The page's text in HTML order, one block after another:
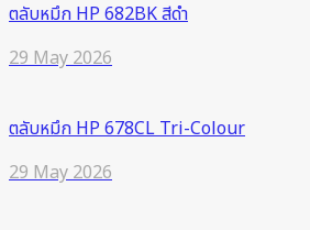
ตลับหมึก HP 682BK สีดำ
29 May 2026
ตลับหมึก HP 678CL Tri-Colour
29 May 2026